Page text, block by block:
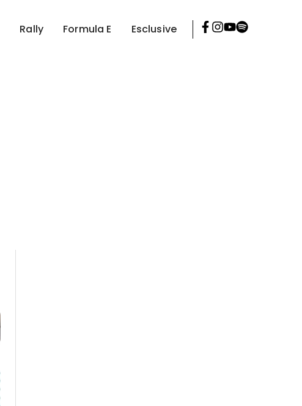
Rally Formula E Esclusive